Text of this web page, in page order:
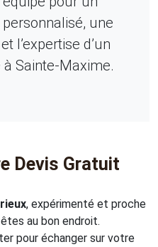
une
l’expertise d’un
Sainte-Maxime.
Devis Gratuit
, expérimenté et proche
au bon endroit.
pour échanger sur votre